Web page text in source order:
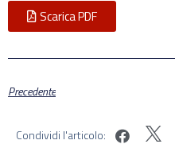
Scarica PDF
Precedente
Condividi l'articolo: